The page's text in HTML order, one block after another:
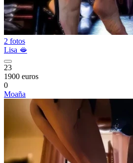
2 fotos
Lisa 🫦
23
1900 euros
0
Moaña